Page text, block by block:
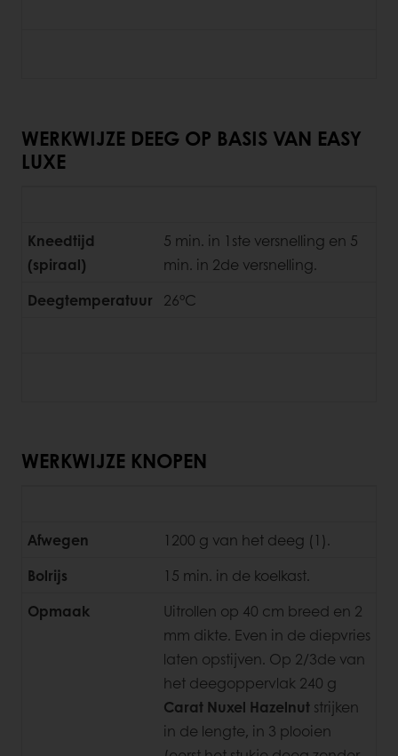
WERKWIJZE DEEG OP BASIS VAN EASY
LUXE
Kneedtijd
(spiraal)
5 min. in 1ste versnelling en 5
min. in 2de versnelling.
Deegtemperatuur
26°C
WERKWIJZE KNOPEN
Afwegen
1200 g van het deeg (1).
Bolrijs
15 min. in de koelkast.
Opmaak
Uitrollen op 40 cm breed en 2
mm dikte. Even in de diepvries
laten opstijven. Op 2/3de van
het deegoppervlak 240 g
Carat Nuxel Hazelnut strijken
in de lengte, in 3 plooien